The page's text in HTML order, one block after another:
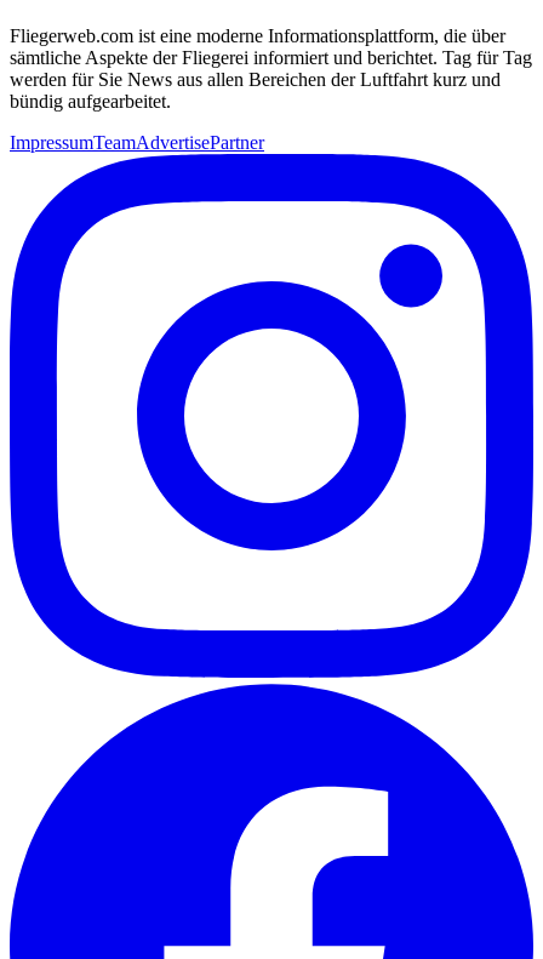
Fliegerweb.com ist eine moderne Informationsplattform, die über
sämtliche Aspekte der Fliegerei informiert und berichtet. Tag für Tag
werden für Sie News aus allen Bereichen der Luftfahrt kurz und
bündig aufgearbeitet.
ImpressumTeamAdvertisePartner